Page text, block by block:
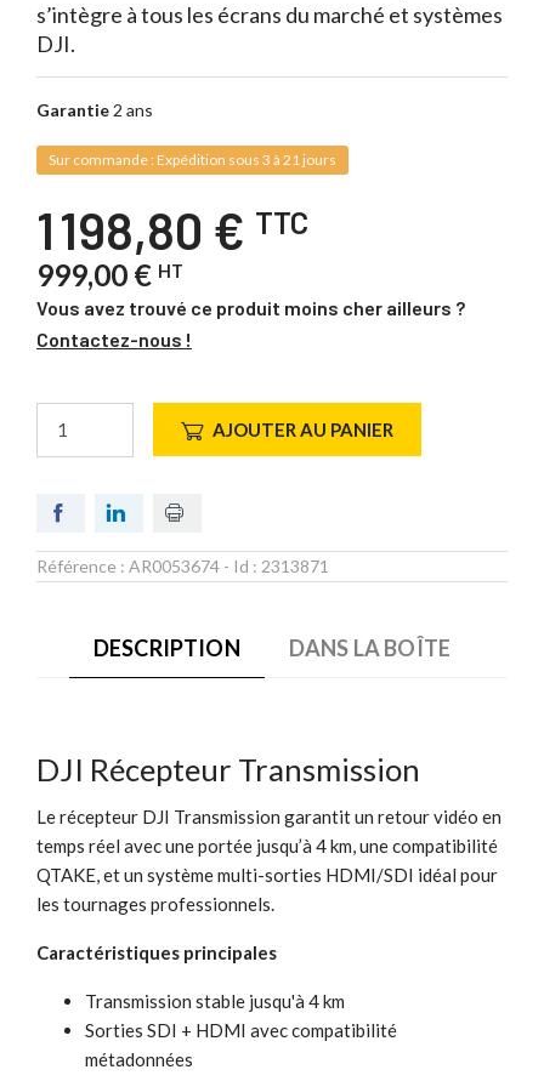
s’intègre à tous les écrans du marché et systèmes
DJI.
Garantie 2 ans
Sur commande : Expédition sous 3 à 21 jours
1 198,80 € TTC
999,00 € HT
Vous avez trouvé ce produit moins cher ailleurs ?
Contactez-nous !
AJOUTER AU PANIER
Référence : AR0053674 - Id : 2313871
DESCRIPTION DANS LA BOÎTE
DJI Récepteur Transmission
Le récepteur DJI Transmission garantit un retour vidéo en
temps réel avec une portée jusqu’à 4 km, une compatibilité
QTAKE, et un système multi-sorties HDMI/SDI idéal pour
les tournages professionnels.
Caractéristiques principales
Transmission stable jusqu'à 4 km
Sorties SDI + HDMI avec compatibilité
métadonnées